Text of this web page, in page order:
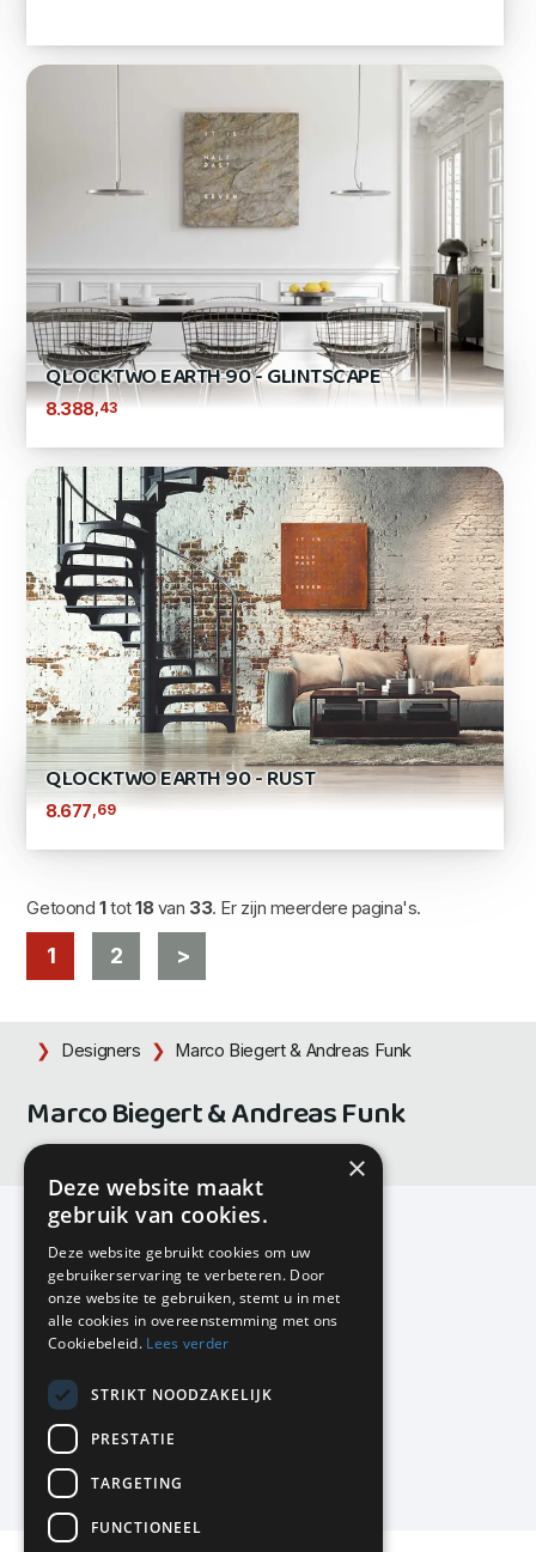
QLOCKTWO EARTH 90 - GLINTSCAPE
8.388,43
QLOCKTWO EARTH 90 - RUST
8.677 ,69
Getoond 1tot18van 33. Er zijn meerdere pagina's.
1 2 >
Designers Marco Biegert & Andreas Funk
Marco Biegert & Andreas Funk
KMP Kantoormeubilair
Airport Business Park
Frankfurtstraat 29-31
1175 RH Lijnden
020-617 01 26
info@kmpkantoormeubilair.nl
Facebook
Instagram
×
Deze website maakt
gebruik van cookies.
Deze website gebruikt cookies om uw
gebruikerservaring te verbeteren. Door
onze website te gebruiken, stemt u in met
alle cookies in overeenstemming met ons
Cookiebeleid. Lees verder
STRIKT NOODZAKELIJK
PRESTATIE
TARGETING
FUNCTIONEEL